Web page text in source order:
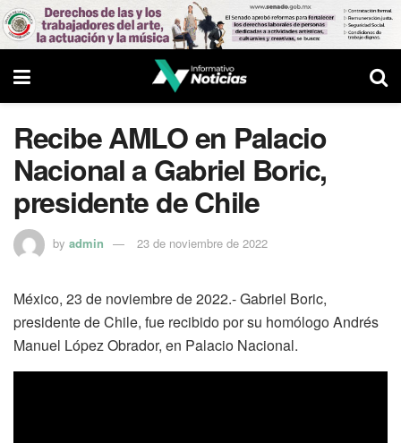
Recibe AMLO en Palacio
Nacional a Gabriel Boric,
presidente de Chile
by admin 23 de noviembre de 2022
México, 23 de noviembre de 2022.- Gabriel Boric,
presidente de Chile, fue recibido por su homólogo Andrés
Manuel López Obrador, en Palacio Nacional.